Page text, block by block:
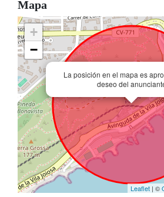
Mapa
La posición en el mapa es
deseo del
+
−
Leaflet | ©